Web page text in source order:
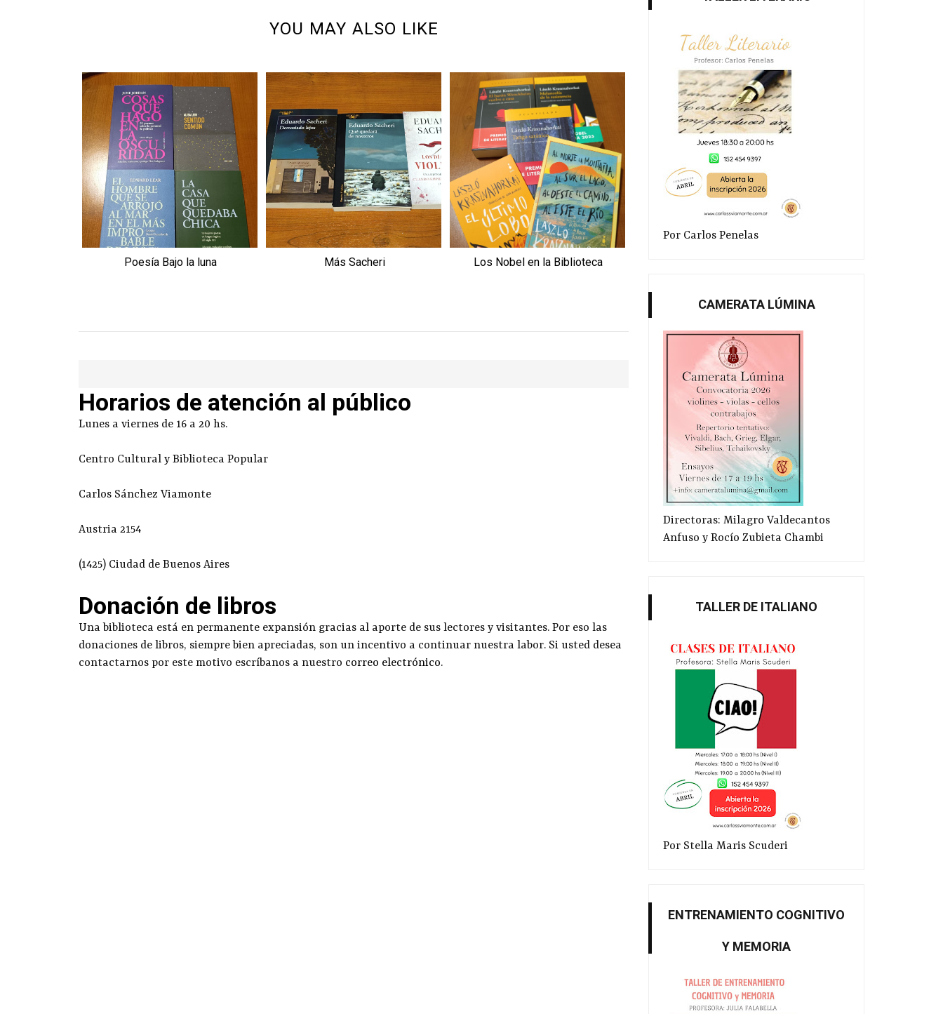
YOU MAY ALSO LIKE
Poesía Bajo la luna Más Sacheri Los Nobel en la Biblioteca
Horarios de atención al público
Lunes a viernes de 16 a 20 hs.
Centro Cultural y Biblioteca Popular
Carlos Sánchez Viamonte
Austria 2154
(1425) Ciudad de Buenos Aires
Donación de libros
Una biblioteca está en permanente expansión gracias al aporte de sus lectores y visitantes. Por eso las
donaciones de libros, siempre bien apreciadas, son un incentivo a continuar nuestra labor. Si usted desea
contactarnos por este motivo escríbanos a nuestro correo electrónico.
Por Carlos Penelas
CAMERATA LÚMINA
Directoras: Milagro Valdecantos
Anfuso y Rocío Zubieta Chambi
TALLER DE ITALIANO
Por Stella Maris Scuderi
ENTRENAMIENTO COGNITIVO
Y MEMORIA